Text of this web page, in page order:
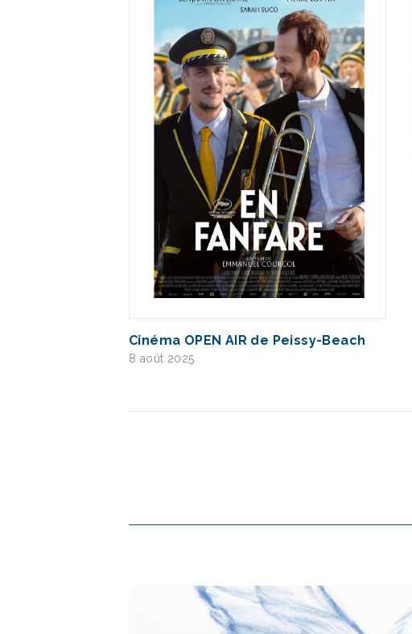
Cinéma OPEN AIR de Peissy-Beach
8 août 2025